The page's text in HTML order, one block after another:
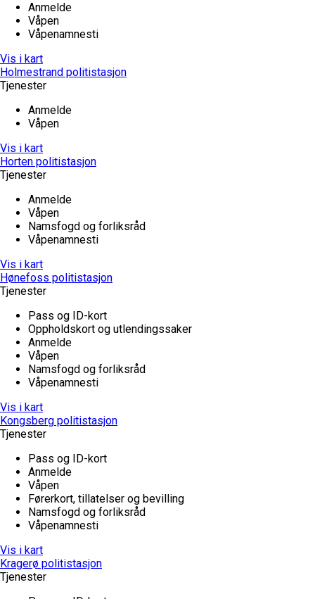
Anmelde
Våpen
Våpenamnesti
Vis i kart
Holmestrand politistasjon
Tjenester
Anmelde
Våpen
Vis i kart
Horten politistasjon
Tjenester
Anmelde
Våpen
Namsfogd og forliksråd
Våpenamnesti
Vis i kart
Hønefoss politistasjon
Tjenester
Pass og ID-kort
Oppholdskort og utlendingssaker
Anmelde
Våpen
Namsfogd og forliksråd
Våpenamnesti
Vis i kart
Kongsberg politistasjon
Tjenester
Pass og ID-kort
Anmelde
Våpen
Førerkort, tillatelser og bevilling
Namsfogd og forliksråd
Våpenamnesti
Vis i kart
Kragerø politistasjon
Tjenester